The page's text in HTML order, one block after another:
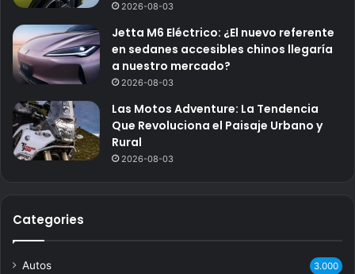
2026-08-03
Jetta M6 Eléctrico: ¿El nuevo referente
en sedanes accesibles chinos llegaría
a nuestro mercado?
2026-08-03
Las Motos Adventure: La Tendencia
Que Revoluciona el Paisaje Urbano y
Rural
2026-08-03
Categories
Autos 3.000